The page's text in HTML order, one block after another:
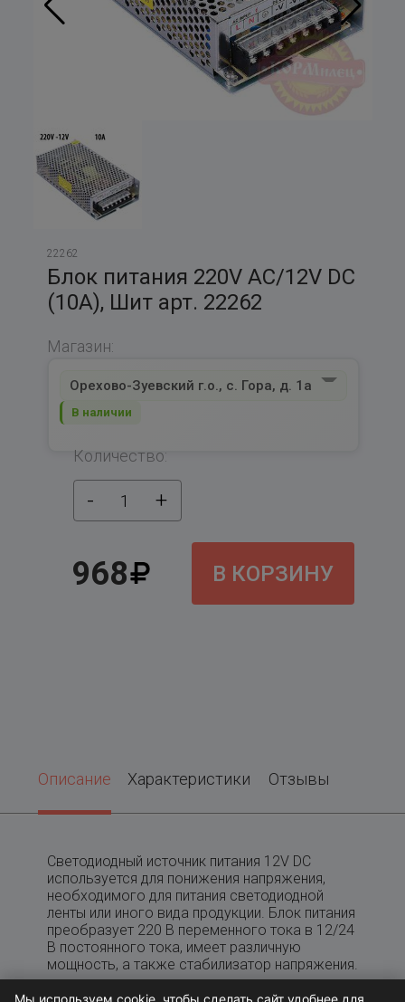
22262
Блок питания 220V AC/12V DC
(10A), Шит арт. 22262
Магазин:
Орехово-Зуевский г.о., с. Гора, д. 1а
В наличии
Количество:
- 1 +
968 В КОРЗИНУ
Описание Характеристики Отзывы
Светодиодный источник питания 12V DC
используется для понижения напряжения,
необходимого для питания светодиодной
ленты или иного вида продукции. Блок питания
преобразует 220 В переменного тока в 12/24
В постоянного тока, имеет различную
мощность, а также стабилизатор напряжения.
Мы используем cookie, чтобы сделать сайт удобнее для